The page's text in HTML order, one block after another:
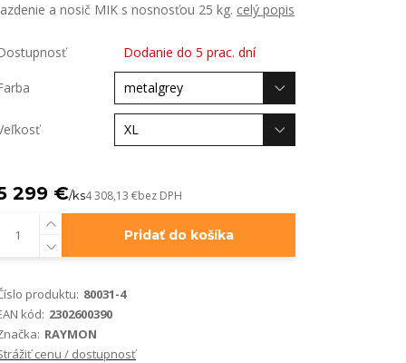
a nosič MIK s nosnosťou 25 kg. celý popis
Dodanie do 5 prac. dní
299 €/ks4 308,13 €bez DPH
Pridať do košíka
produktu: 80031-4
kód: 2302600390
RAYMON
cenu / dostupnosť